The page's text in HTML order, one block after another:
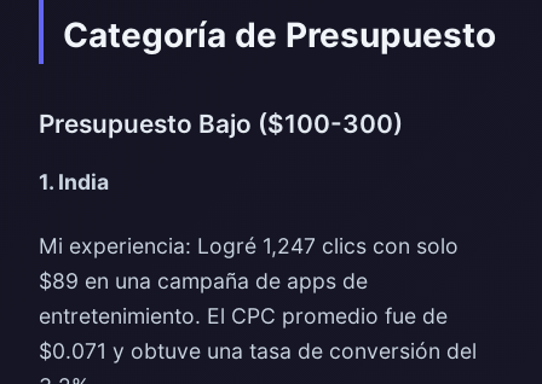
Categoría de Presupuesto
Presupuesto Bajo ($100-300)
1. India
Mi experiencia: Logré 1,247 clics con solo
$89 en una campaña de apps de
entretenimiento. El CPC promedio fue de
$0.071 y obtuve una tasa de conversión del